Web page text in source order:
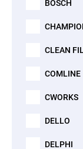
BOSCH
CLEAN
COMLINE
CWORKS
DELLO
DELPHI